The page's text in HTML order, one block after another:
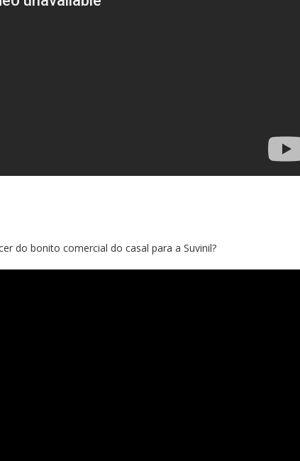
do bonito comercial do casal para a Suvinil?